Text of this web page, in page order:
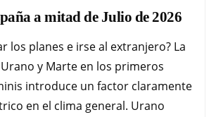
a mitad de Julio de 2026
los planes e irse al extranjero? La
y Marte en los primeros
introduce un factor claramente
en el clima general. Urano